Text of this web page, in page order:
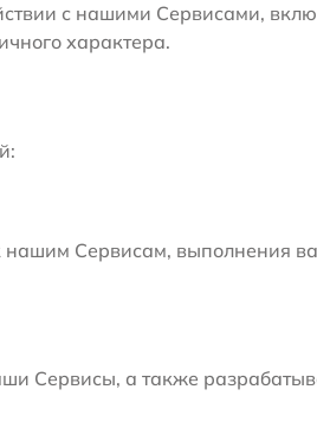
с нашими Сервисами,
характера.
Сервисам, выполнения
Сервисы, а также